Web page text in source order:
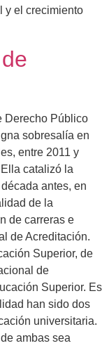
y el crecimiento
Derecho Público
sobresalía en
entre 2011 y
catalizó la
antes, en
de la
de carreras e
de Acreditación.
Superior, de
de
Superior. Es
han sido dos
universitaria.
ambas sea